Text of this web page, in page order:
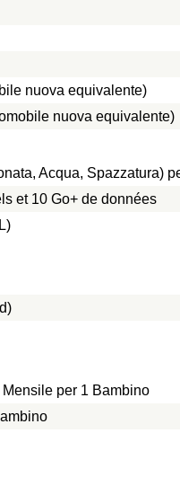
nuova equivalente)
nuova equivalente)
Acqua, Spazzatura)
et 10 Go+ de données
per 1 Bambino